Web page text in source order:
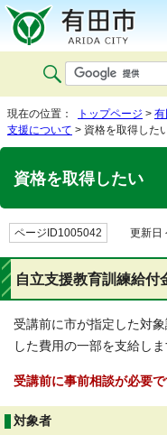
現在の位置： トップページ > 有
支援について > 資格を取得した
資格を取得したい
ページID1005042 更新日
自立支援教育訓練給付
受講前に市が指定した対
した費用の一部を支給しま
受講前に事前相談が必要で
対象者